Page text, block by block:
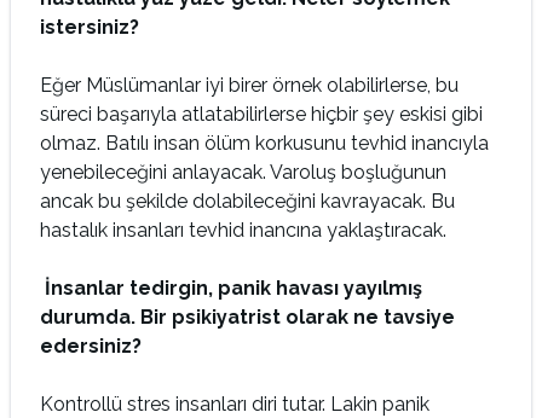
istersiniz?
Eğer Müslümanlar iyi birer örnek olabilirlerse, bu
süreci başarıyla atlatabilirlerse hiçbir şey eskisi gibi
olmaz. Batılı insan ölüm korkusunu tevhid inancıyla
yenebileceğini anlayacak. Varoluş boşluğunun
ancak bu şekilde dolabileceğini kavrayacak. Bu
hastalık insanları tevhid inancına yaklaştıracak.
İnsanlar tedirgin, panik havası yayılmış
durumda. Bir psikiyatrist olarak ne tavsiye
edersiniz?
Kontrollü stres insanları diri tutar. Lakin panik